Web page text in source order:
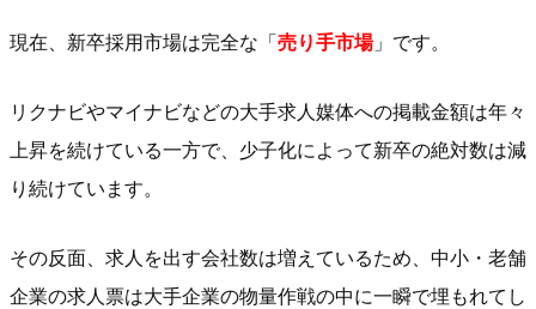
現在、新卒採用市場は完全な「 売り手市場」です。
リクナビやマイナビなどの大手求人媒体への掲載金額は年々
上昇を続けている一方で、少子化によって新卒の絶対数は減
り続けています。
その反面、求人を出す会社数は増えているため、中小・老舗
企業の求人票は大手企業の物量作戦の中に一瞬で埋もれてし